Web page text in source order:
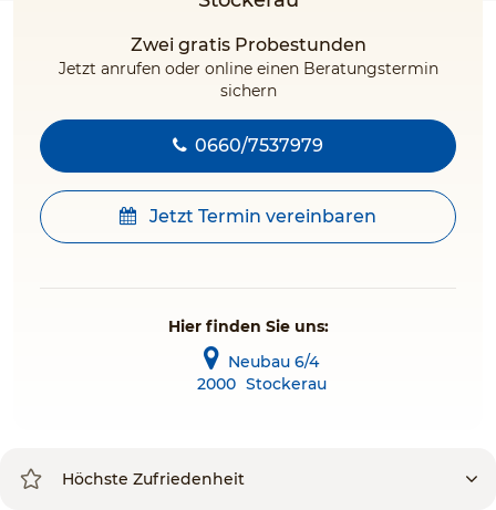
Zwei gratis Probestunden
Jetzt anrufen oder online einen Beratungstermin
sichern
0660/7537979
Jetzt Termin vereinbaren
Hier finden Sie uns:
Neubau 6/4
2000 Stockerau
Höchste Zufriedenheit